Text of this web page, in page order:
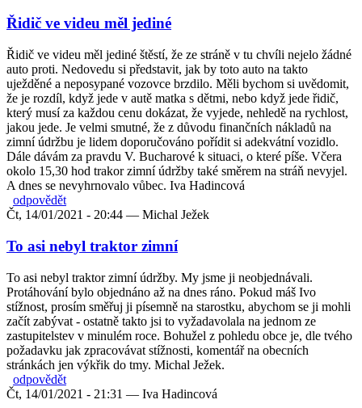
Řidič ve videu měl jediné
Řidič ve videu měl jediné štěstí, že ze stráně v tu chvíli nejelo žádné
auto proti. Nedovedu si představit, jak by toto auto na takto
uježděné a neposypané vozovce brzdilo. Měli bychom si uvědomit,
že je rozdíl, když jede v autě matka s dětmi, nebo když jede řidič,
který musí za každou cenu dokázat, že vyjede, nehledě na rychlost,
jakou jede. Je velmi smutné, že z důvodu finančních nákladů na
zimní údržbu je lidem doporučováno pořídit si adekvátní vozidlo.
Dále dávám za pravdu V. Bucharové k situaci, o které píše. Včera
okolo 15,30 hod trakor zimní údržby také směrem na stráň nevyjel.
A dnes se nevyhrnovalo vůbec. Iva Hadincová
odpovědět
Čt, 14/01/2021 - 20:44 — Michal Ježek
To asi nebyl traktor zimní
To asi nebyl traktor zimní údržby. My jsme ji neobjednávali.
Protáhování bylo objednáno až na dnes ráno. Pokud máš Ivo
stížnost, prosím směřuj ji písemně na starostku, abychom se ji mohli
začít zabývat - ostatně takto jsi to vyžadavolala na jednom ze
zastupitelstev v minulém roce. Bohužel z pohledu obce je, dle tvého
požadavku jak zpracovávat stížnosti, komentář na obecních
stránkách jen výkřik do tmy. Michal Ježek.
odpovědět
Čt, 14/01/2021 - 21:31 — Iva Hadincová